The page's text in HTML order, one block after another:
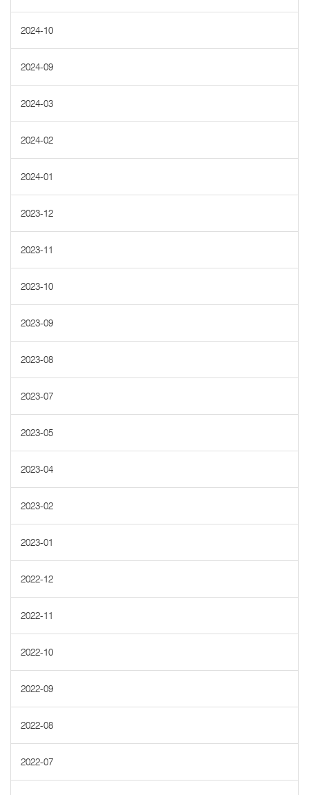
2024-10
2024-09
2024-03
2024-02
2024-01
2023-12
2023-11
2023-10
2023-09
2023-08
2023-07
2023-05
2023-04
2023-02
2023-01
2022-12
2022-11
2022-10
2022-09
2022-08
2022-07